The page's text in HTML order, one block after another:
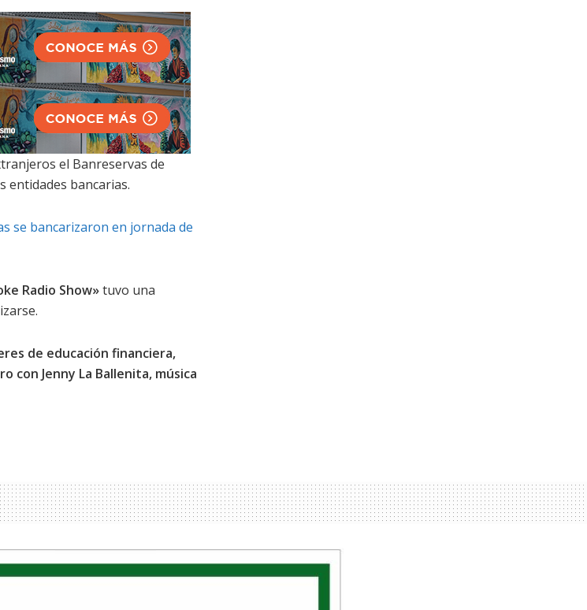
el Banreservas de
entidades bancarias.
se bancarizaron en jornada de
Radio Show»tuvo una
de educación financiera,
con Jenny La Ballenita, música